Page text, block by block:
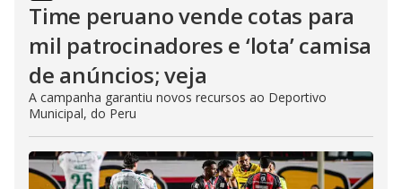
Time peruano vende cotas para
mil patrocinadores e ‘lota’ camisa
de anúncios; veja
A campanha garantiu novos recursos ao Deportivo
Municipal, do Peru